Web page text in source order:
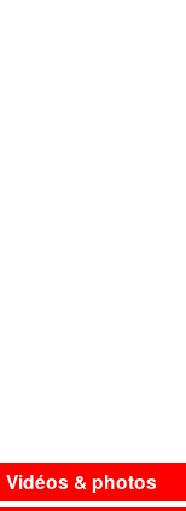
Vidéos & photos